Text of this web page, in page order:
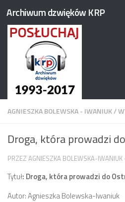
Przejdź do treści
Archiwum dzwięków KRP
AGNIESZKA BOLEWSKA - IWANIUK/
Droga, która prowadzi
PRZEZ AGNIESZKA BOLEWSKA-IWANIUK ·
Tytuł: Droga, która prowadzi do
Autor: Agnieszka Bolewska-Iwaniuk